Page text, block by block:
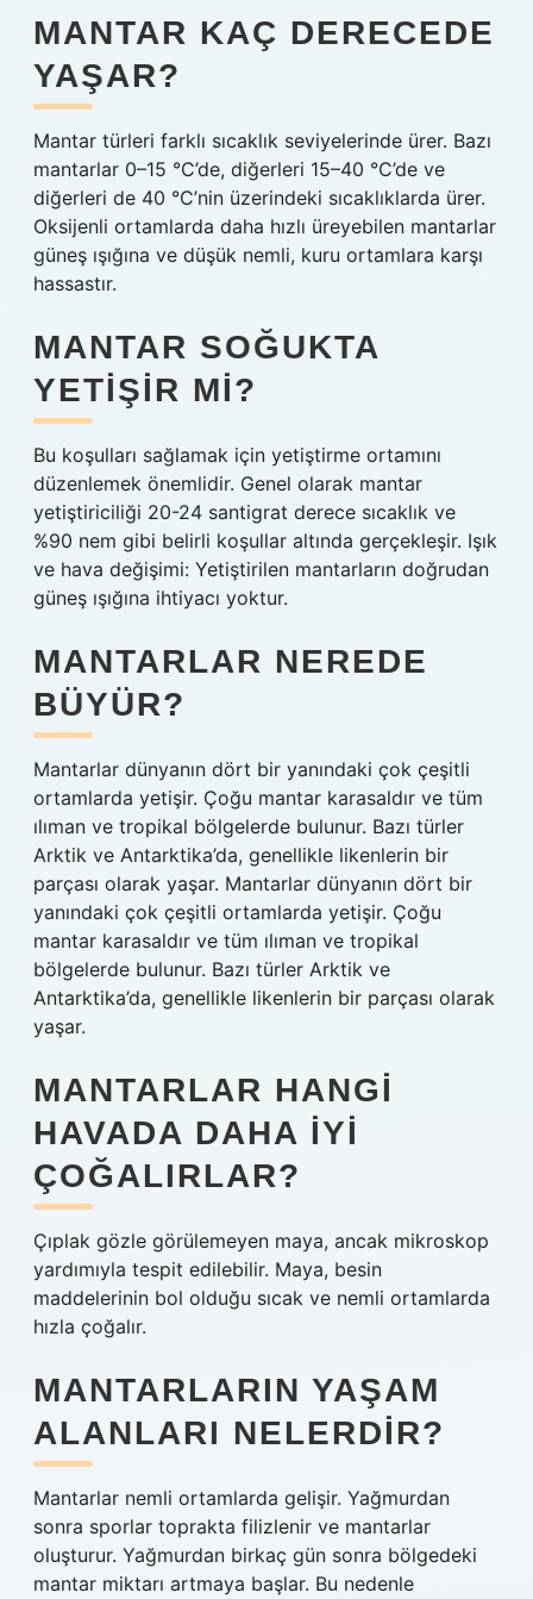
MANTAR KAÇ DERECEDE
YAŞAR?
Mantar türleri farklı sıcaklık seviyelerinde ürer. Bazı
mantarlar 0–15 °C’de, diğerleri 15–40 °C’de ve
diğerleri de 40 °C’nin üzerindeki sıcaklıklarda ürer.
Oksijenli ortamlarda daha hızlı üreyebilen mantarlar
güneş ışığına ve düşük nemli, kuru ortamlara karşı
hassastır.
MANTAR SOĞUKTA
YETIŞIR MI?
Bu koşulları sağlamak için yetiştirme ortamını
düzenlemek önemlidir. Genel olarak mantar
yetiştiriciliği 20-24 santigrat derece sıcaklık ve
%90 nem gibi belirli koşullar altında gerçekleşir. Işık
ve hava değişimi: Yetiştirilen mantarların doğrudan
güneş ışığına ihtiyacı yoktur.
MANTARLAR NEREDE
BÜYÜR?
Mantarlar dünyanın dört bir yanındaki çok çeşitli
ortamlarda yetişir. Çoğu mantar karasaldır ve tüm
ılıman ve tropikal bölgelerde bulunur. Bazı türler
Arktik ve Antarktika’da, genellikle likenlerin bir
parçası olarak yaşar. Mantarlar dünyanın dört bir
yanındaki çok çeşitli ortamlarda yetişir. Çoğu
mantar karasaldır ve tüm ılıman ve tropikal
bölgelerde bulunur. Bazı türler Arktik ve
Antarktika’da, genellikle likenlerin bir parçası olarak
yaşar.
MANTARLAR HANGI
HAVADA DAHA IYI
ÇOĞALIRLAR?
Çıplak gözle görülemeyen maya, ancak mikroskop
yardımıyla tespit edilebilir. Maya, besin
maddelerinin bol olduğu sıcak ve nemli ortamlarda
hızla çoğalır.
MANTARLARIN YAŞAM
ALANLARI NELERDIR?
Mantarlar nemli ortamlarda gelişir. Yağmurdan
sonra sporlar toprakta filizlenir ve mantarlar
oluşturur. Yağmurdan birkaç gün sonra bölgedeki
mantar miktarı artmaya başlar. Bu nedenle